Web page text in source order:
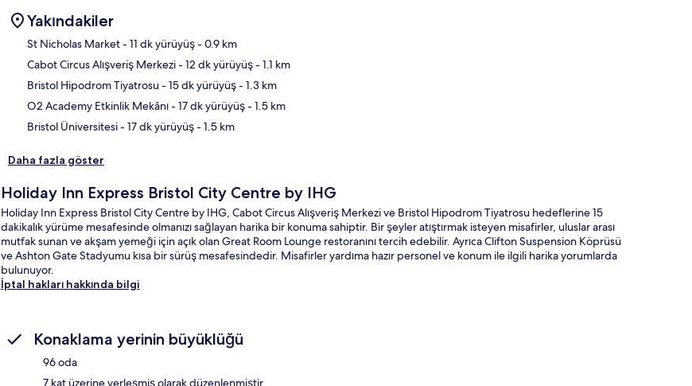
Yakındakiler
St Nicholas Market- 11 dk yürüyüş- 0.9 km
Cabot Circus Alışveriş Merkezi- 12 dk yürüyüş- 1.1 km
Bristol Hipodrom Tiyatrosu- 15 dk yürüyüş- 1.3 km
O2 Academy Etkinlik Mekânı- 17 dk yürüyüş- 1.5 km
Bristol Üniversitesi- 17 dk yürüyüş- 1.5 km
Daha fazla göster
Holiday Inn Express Bristol City Centre by IHG
Holiday Inn Express Bristol City Centre by IHG, Cabot Circus Alışveriş Merkezi ve Bristol Hipodrom Tiyatrosu hedeflerine 15
dakikalık yürüme mesafesinde olmanızı sağlayan harika bir konuma sahiptir. Bir şeyler atıştırmak isteyen misafirler, uluslar arası
mutfak sunan ve akşam yemeği için açık olan Great Room Lounge restoranını tercih edebilir. Ayrıca Clifton Suspension Köprüsü
ve Ashton Gate Stadyumu kısa bir sürüş mesafesindedir. Misafirler yardıma hazır personel ve konum ile ilgili harika yorumlarda
bulunuyor.
İptal hakları hakkında bilgi
Konaklama yerinin büyüklüğü
96 oda
7 kat üzerine yerleşmiş olarak düzenlenmiştir